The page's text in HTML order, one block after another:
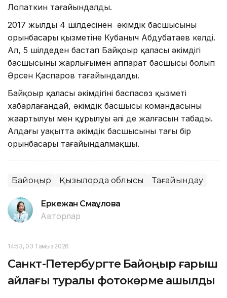
Лопаткин тағайындалды.
2017 жылдың 4 шілдесінен әкімдік басшысының
орынбасары қызметіне Кубаныч Абдубатаев келді.
Ал, 5 шілдеден бастап Байқоңыр қаласы әкімдігі
басшысының жарлығымен аппарат басшысы болып
Әрсен Қаспаров тағайындалды.
Байқоңыр қаласы әкімдігінің баспасөз қызметі
хабарлағандай, әкімдік басшысы командасының
жаңартылуы мен құрылуы әлі де жалғасын табады.
Алдағы уақытта әкімдік басшысының тағы бір
орынбасары тағайындалмақшы.
Байқоңыр Қызылорда облысы Тағайындау
Еркежан Смағұлова
Авторлар
14:53, 03 Тамыз 2026
Санкт-Петербургте Байқоңыр ғарыш
айлағы туралы фотокөрме ашылды